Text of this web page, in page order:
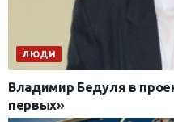
ЛЮДИ
Владимир Бедуля в
первых»